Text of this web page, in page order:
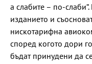
а слабите – по-
изданието и
нискотарифна
според когото дори
бъдат принудени да